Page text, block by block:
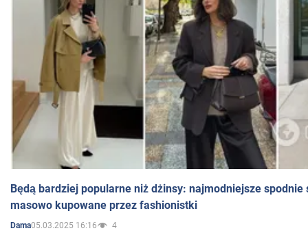
Będą bardziej popularne niż dżinsy: najmodniejsze spodnie
masowo kupowane przez fashionistki
Dama05.03.2025 16:16 4